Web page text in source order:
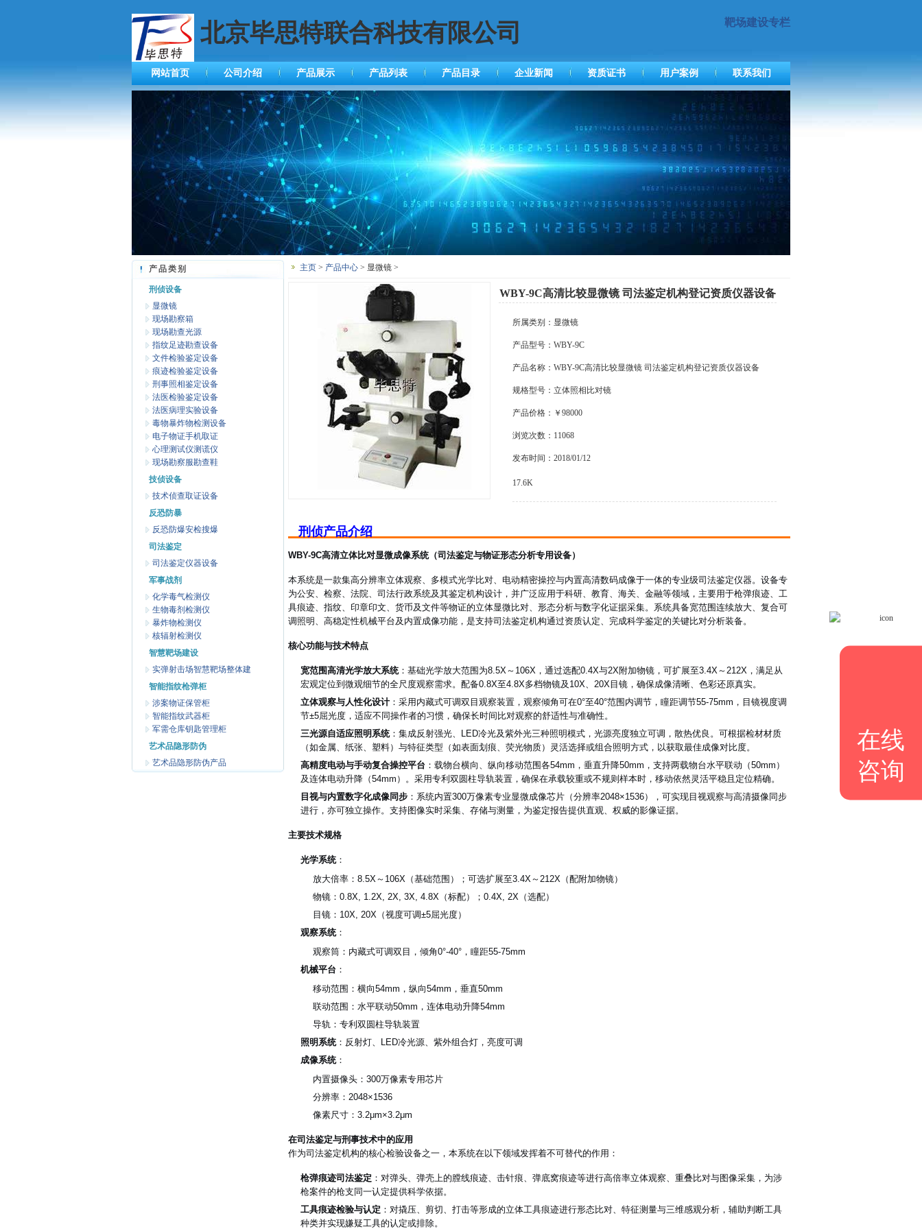
北京毕思特联合科技有限公司 靶场建设专栏
网站首页 公司介绍 产品展示 产品列表 产品目录 企业新闻 资质证书 用户案例 联系我们
产品类别
刑侦设备
显微镜
现场勘察箱
现场勘查光源
指纹足迹勘查设备
文件检验鉴定设备
痕迹检验鉴定设备
刑事照相鉴定设备
法医检验鉴定设备
法医病理实验设备
毒物暴炸物检测设备
电子物证手机取证
心理测试仪测谎仪
现场勘察服勘查鞋
技侦设备
技术侦查取证设备
反恐防暴
反恐防爆安检搜爆
司法鉴定
司法鉴定仪器设备
军事战剂
化学毒气检测仪
生物毒剂检测仪
暴炸物检测仪
核辐射检测仪
智慧靶场建设
实弹射击场智慧靶场整体建
智能指纹枪弹柜
涉案物证保管柜
智能指纹武器柜
军需仓库钥匙管理柜
艺术品隐形防伪
艺术品隐形防伪产品
主页 > 产品中心 > 显微镜 >
WBY-9C高清比较显微镜 司法鉴定机构登记资质仪器设备
所属类别：显微镜
产品型号：WBY-9C
产品名称：WBY-9C高清比较显微镜 司法鉴定机构登记资质仪器设备
规格型号：立体照相比对镜
产品价格：￥98000
浏览次数：11068
发布时间：2018/01/12
17.6K
刑侦产品介绍
WBY-9C高清立体比对显微成像系统（司法鉴定与物证形态分析专用设备）
本系统是一款集高分辨率立体观察、多模式光学比对、电动精密操控与内置高清数码成像于一体的专业级司法鉴定仪器。设备专
为公安、检察、法院、司法行政系统及其鉴定机构设计，并广泛应用于科研、教育、海关、金融等领域，主要用于枪弹痕迹、工
具痕迹、指纹、印章印文、货币及文件等物证的立体显微比对、形态分析与数字化证据采集。系统具备宽范围连续放大、复合可
调照明、高稳定性机械平台及内置成像功能，是支持司法鉴定机构通过资质认定、完成科学鉴定的关键比对分析装备。
核心功能与技术特点
宽范围高清光学放大系统：基础光学放大范围为8.5X～106X，通过选配0.4X与2X附加物镜，可扩展至3.4X～212X，满足从
宏观定位到微观细节的全尺度观察需求。配备0.8X至4.8X多档物镜及10X、20X目镜，确保成像清晰、色彩还原真实。
立体观察与人性化设计：采用内藏式可调双目观察装置，观察倾角可在0°至40°范围内调节，瞳距调节55-75mm，目镜视度调
节±5屈光度，适应不同操作者的习惯，确保长时间比对观察的舒适性与准确性。
三光源自适应照明系统：集成反射强光、LED冷光及紫外光三种照明模式，光源亮度独立可调，散热优良。可根据检材材质
（如金属、纸张、塑料）与特征类型（如表面划痕、荧光物质）灵活选择或组合照明方式，以获取最佳成像对比度。
高精度电动与手动复合操控平台 ：载物台横向、纵向移动范围各54mm，垂直升降50mm，支持两载物台水平联动（50mm）
及连体电动升降（54mm）。采用专利双圆柱导轨装置，确保在承载较重或不规则样本时，移动依然灵活平稳且定位精确。
目视与内置数字化成像同步 ：系统内置300万像素专业显微成像芯片（分辨率2048×1536），可实现目视观察与高清摄像同步
进行，亦可独立操作。支持图像实时采集、存储与测量，为鉴定报告提供直观、权威的影像证据。
主要技术规格
光学系统：
放大倍率：8.5X～106X（基础范围）；可选扩展至3.4X～212X（配附加物镜）
物镜：0.8X, 1.2X, 2X, 3X, 4.8X（标配）；0.4X, 2X（选配）
目镜：10X, 20X（视度可调±5屈光度）
观察系统：
观察筒：内藏式可调双目，倾角0°-40°，瞳距55-75mm
机械平台 ：
移动范围：横向54mm，纵向54mm，垂直50mm
联动范围：水平联动50mm，连体电动升降54mm
导轨：专利双圆柱导轨装置
照明系统：反射灯、LED冷光源、紫外组合灯，亮度可调
成像系统：
内置摄像头：300万像素专用芯片
分辨率：2048×1536
像素尺寸：3.2μm×3.2μm
在司法鉴定与刑事技术中的应用
作为司法鉴定机构的核心检验设备之一，本系统在以下领域发挥着不可替代的作用：
枪弹痕迹司法鉴定 ：对弹头、弹壳上的膛线痕迹、击针痕、弹底窝痕迹等进行高倍率立体观察、重叠比对与图像采集，为涉
枪案件的枪支同一认定提供科学依据。
工具痕迹检验与认定 ：对撬压、剪切、打击等形成的立体工具痕迹进行形态比对、特征测量与三维感观分析，辅助判断工具
种类并实现嫌疑工具的认定或排除。
在线
咨询